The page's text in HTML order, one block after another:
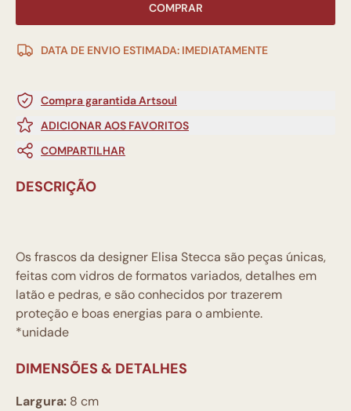
COMPRAR
DATA DE ENVIO ESTIMADA: IMEDIATAMENTE
Compra garantida Artsoul
ADICIONAR AOS FAVORITOS
COMPARTILHAR
DESCRIÇÃO
Os frascos da designer Elisa Stecca são peças únicas,
feitas com vidros de formatos variados, detalhes em
latão e pedras, e são conhecidos por trazerem
proteção e boas energias para o ambiente.
*unidade
DIMENSÕES & DETALHES
Largura: 8 cm